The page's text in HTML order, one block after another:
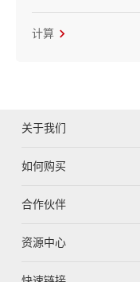
计算
关于我们
如何购买
合作伙伴
资源中心